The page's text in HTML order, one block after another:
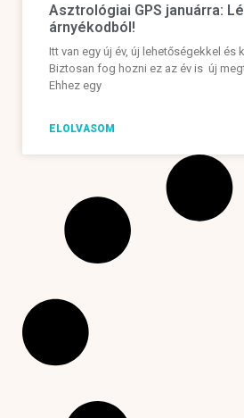
Asztrológiai GPS januárra:
árnyékodból!
Itt van egy új év, új lehetőségekkel és
Biztosan fog hozni ez az év is új
Ehhez egy
ELOLVASOM